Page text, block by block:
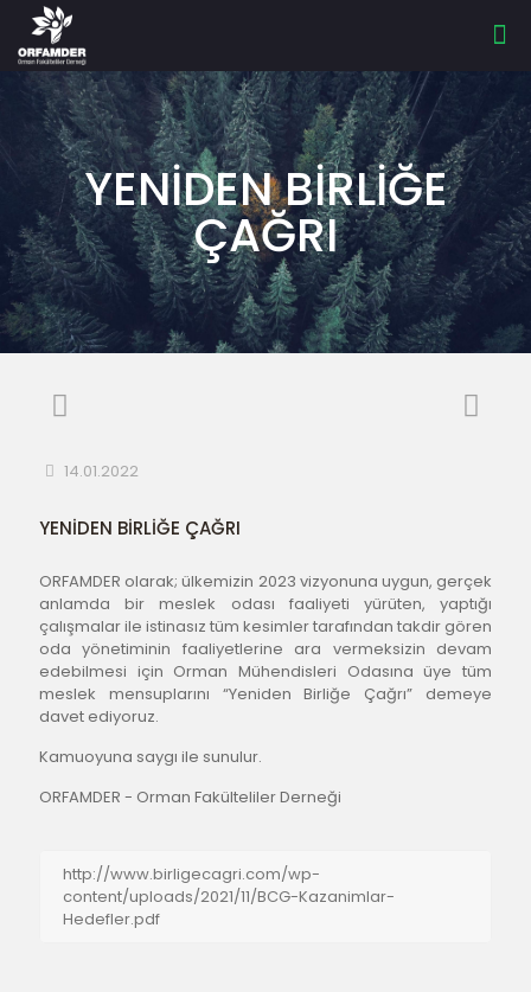
YENİDEN BİRLİĞE
ÇAĞRI
14.01.2022
YENİDEN BİRLİĞE ÇAĞRI
ORFAMDER olarak; ülkemizin 2023 vizyonuna uygun, gerçek
anlamda bir meslek odası faaliyeti yürüten, yaptığı
çalışmalar ile istinasız tüm kesimler tarafından takdir gören
oda yönetiminin faaliyetlerine ara vermeksizin devam
edebilmesi için Orman Mühendisleri Odasına üye tüm
meslek mensuplarını “Yeniden Birliğe Çağrı” demeye
davet ediyoruz.
Kamuoyuna saygı ile sunulur.
ORFAMDER - Orman Fakülteliler Derneği
http://www.birligecagri.com/wp-
content/uploads/2021/11/BCG-Kazanimlar-
Hedefler.pdf